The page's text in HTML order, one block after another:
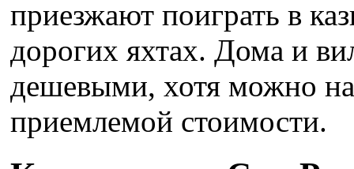
приезжают поиграть в
дорогих яхтах. Дома и
дешевыми, хотя можно
приемлемой стоимости.